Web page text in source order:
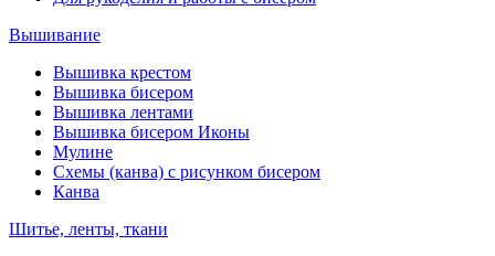
Вышивание
Вышивка крестом
Вышивка бисером
Вышивка лентами
Вышивка бисером Иконы
Мулине
Схемы (канва) с рисунком бисером
Канва
Шитье, ленты, ткани